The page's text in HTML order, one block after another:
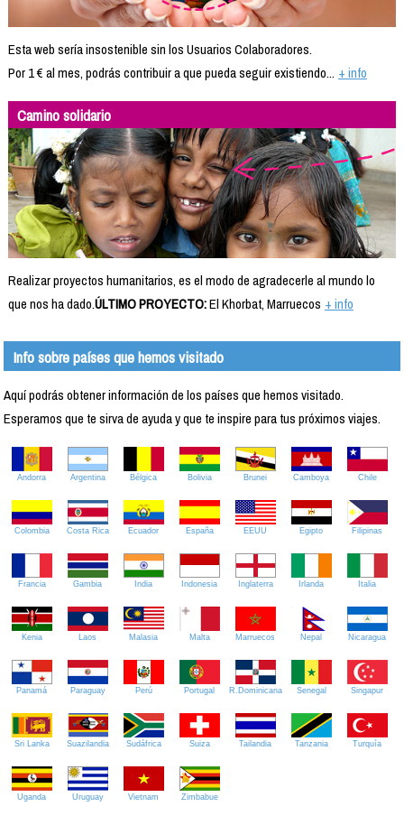
Esta web sería insostenible sin los Usuarios Colaboradores.
Por 1 € al mes, podrás contribuir a que pueda seguir existiendo... + info
Camino solidario
Realizar proyectos humanitarios, es el modo de agradecerle al mundo lo
que nos ha dado.ÚLTIMO PROYECTO:El Khorbat, Marruecos + info
Info sobre países que hemos visitado
Aquí podrás obtener información de los países que hemos visitado.
Esperamos que te sirva de ayuda y que te inspire para tus próximos viajes.
Andorra Argentina Bélgica Bolivia Brunei Camboya Chile
Colombia Costa Rica Ecuador España EEUU Egipto Filipinas
Francia Gambia India Indonesia Inglaterra Irlanda Italia
Kenia Laos Malasia Malta Marruecos Nepal Nicaragua
Panamá Paraguay Perú Portugal R.Dominicana Senegal Singapur
Sri Lanka Suazilandia Sudáfrica Suiza Tailandia Tanzania Turquía
Uganda Uruguay Vietnam Zimbabue